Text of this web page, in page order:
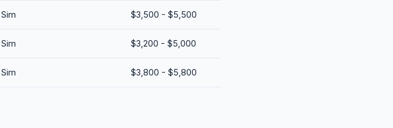
Sim $3,500 - $5,500
Sim $3,200 - $5,000
Sim $3,800 - $5,800